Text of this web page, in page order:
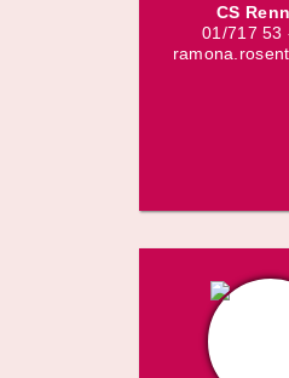
CS
01/717 53